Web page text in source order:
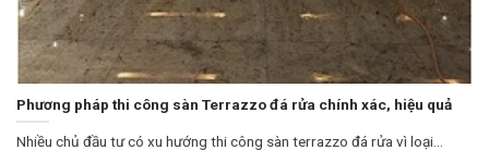
Phương pháp thi công sàn Terrazzo đá rửa chính xác, hiệu quả
Nhiều chủ đầu tư có xu hướng thi công sàn terrazzo đá rửa vì loại...